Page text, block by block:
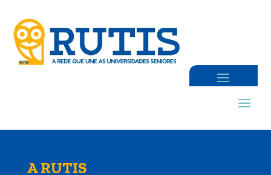
A RUTIS